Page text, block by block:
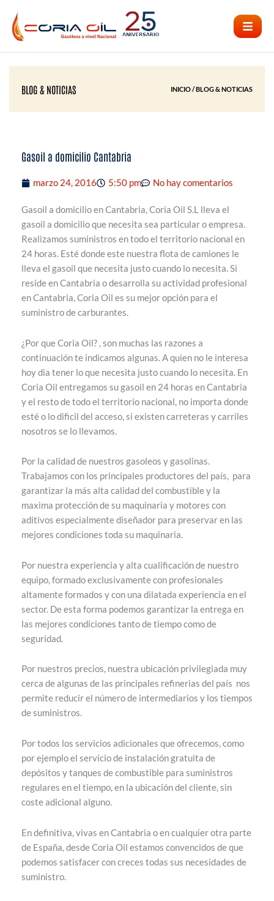
contenido
BLOG & NOTICIAS INICIO / BLOG & NOTICIAS
Gasoil a domicilio Cantabria
marzo 24, 2016 5:50 pm No hay comentarios
Gasoil a domicilio en Cantabria, Coria Oil S.L lleva el
gasoil a domicilio que necesita sea particular o empresa.
Realizamos suministros en todo el territorio nacional en
24 horas. Esté donde este nuestra flota de camiones le
lleva el gasoil que necesita justo cuando lo necesita. Si
reside en Cantabria o desarrolla su actividad profesional
en Cantabria, Coria Oil es su mejor opción para el
suministro de carburantes.
¿Por que Coria Oil? , son muchas las razones a
continuación te indicamos algunas. A quien no le interesa
hoy dia tener lo que necesita justo cuando lo necesita. En
Coria Oil entregamos su gasoil en 24 horas en Cantabria
y el resto de todo el territorio nacional, no importa donde
esté o lo dificil del acceso, si existen carreteras y carriles
nosotros se lo llevamos.
Por la calidad de nuestros gasoleos y gasolinas.
Trabajamos con los principales productores del país, para
garantizar la más alta calidad del combustible y la
maxima protección de su maquinaria y motores con
aditivos especialmente diseñador para preservar en las
mejores condiciones toda su maquinaria.
Por nuestra experiencia y alta cualificación de nuestro
equipo, formado exclusivamente con profesionales
altamente formados y con una dilatada experiencia en el
sector. De esta forma podemos garantizar la entrega en
las mejores condiciones tanto de tiempo como de
seguridad.
Por nuestros precios, nuestra ubicación privilegiada muy
cerca de algunas de las principales refinerias del país nos
permite reducir el número de intermediarios y los tiempos
de suministros.
Por todos los servicios adicionales que ofrecemos, como
por ejemplo el servicio de instalación gratuita de
depósitos y tanques de combustible para suministros
regulares en el tiempo, en la ubicación del cliente, sin
coste adicional alguno.
En definitiva, vivas en Cantabria o en cualquier otra parte
de España, desde Coria Oil estamos convencidos de que
podemos satisfacer con creces todas sus necesidades de
suministro.